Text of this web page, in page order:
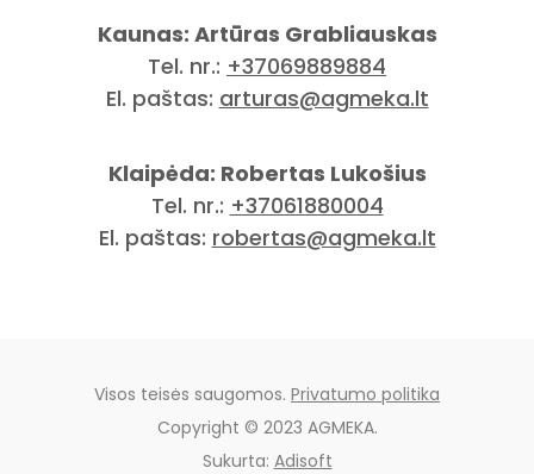
Kaunas: Artūras Grabliauskas
Tel. nr.: +37069889884
El. paštas: arturas@agmeka.lt
Klaipėda: Robertas Lukošius
Tel. nr.: +37061880004
El. paštas: robertas@agmeka.lt
Visos teisės saugomos. Privatumo politika
Copyright © 2023 AGMEKA.
Sukurta: Adisoft